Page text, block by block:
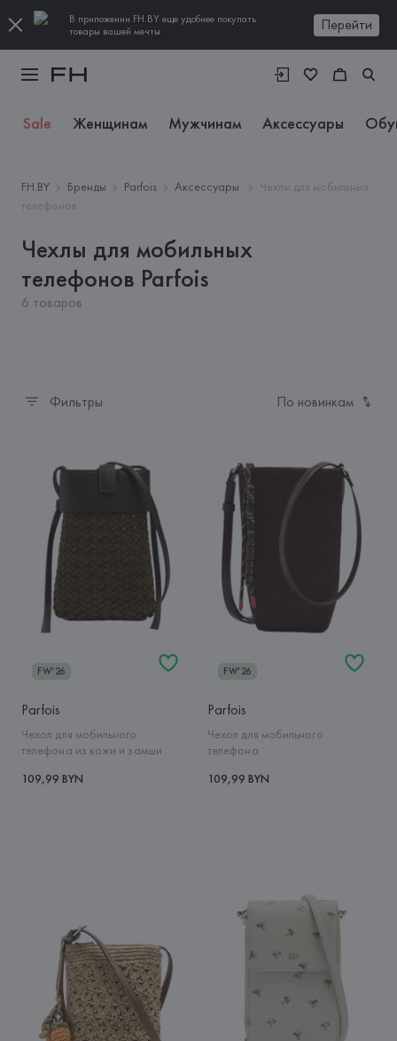
В приложении FH.BY еще удобнее покупать
товары вашей мечты
Перейти
Sale Женщинам Мужчинам Аксессуары
FH.BY Бренды Parfois Аксессуары
Чехлы для мобильных
телефонов
Чехлы для мобильных
телефонов Parfois
6 товаров
Фильтры По новинкам
FW'26
Parfois
Чехол для мобильного
телефона из кожи и замши
109,99 BYN
FW'26
Parfois
Чехол для мобильного
телефона
109,99 BYN